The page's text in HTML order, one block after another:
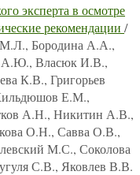
эксперта в осмотре
рекомендации /
Бородина А.А.,
А.Ю., Власюк И.В.,
К.В., Григорьев
Е.М.,
А.Н., Никитин А.В.,
О.Н., Савва О.В.,
М.С., Соколова
С.В., Яковлев В.В.